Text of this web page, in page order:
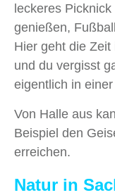
leckeres
genießen,
Hier geht die
und du vergisst
eigentlich in
Von Halle aus
Beispiel den
erreichen.
Natur in